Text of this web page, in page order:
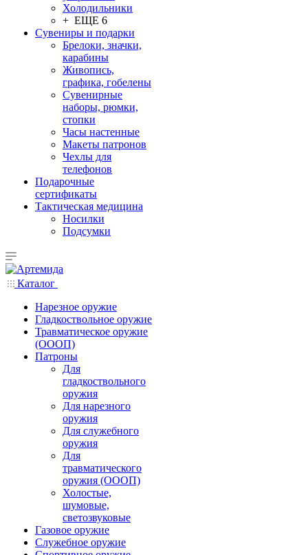
Холодильники
+ ЕЩЕ 6
Сувениры и подарки
Брелоки, значки,
карабины
Живопись,
графика, гобелены
Сувенирные
наборы, рюмки,
стопки
Часы настенные
Макеты патронов
Чехлы для
телефонов
Подарочные
сертификаты
Тактическая медицина
Носилки
Подсумки
Каталог
Нарезное оружие
Гладкоствольное оружие
Травматическое оружие
(ОООП)
Патроны
Для
гладкоствольного
оружия
Для нарезного
оружия
Для служебного
оружия
Для
травматического
оружия (ОООП)
Холостые,
шумовые,
светозвуковые
Газовое оружие
Служебное оружие